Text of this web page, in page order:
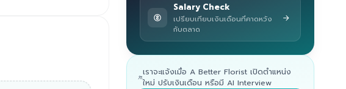
Salary Check
เปรียบเทียบเงินเดือนที่คาดหวัง
กับตลาด
เราจะแจ้งเมื่อ A Better Florist เปิดตำแหน่ง
ใหม่ ปรับเงินเดือน หรือมี AI Interview